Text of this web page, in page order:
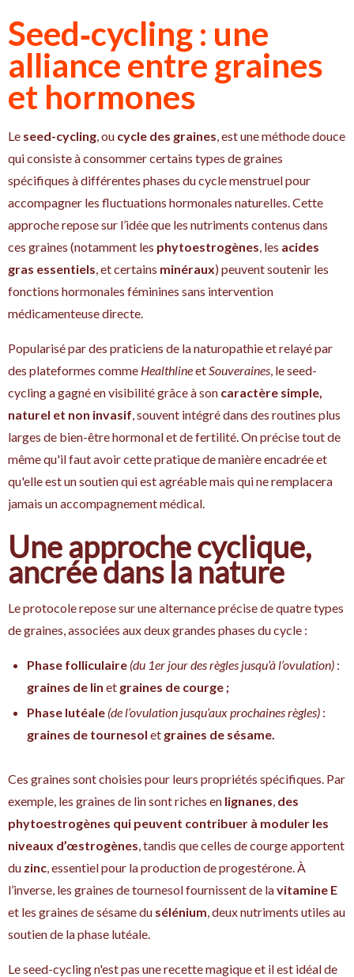
Seed‑cycling : une
alliance entre graines
et hormones
Le seed-cycling , ou cycle des graines , est une méthode douce
qui consiste à consommer certains types de graines
spécifiques à différentes phases du cycle menstruel pour
accompagner les fluctuations hormonales naturelles. Cette
approche repose sur l’idée que les nutriments contenus dans
ces graines (notamment les phytoestrogènes , les acides
gras essentiels , et certains minéraux) peuvent soutenir les
fonctions hormonales féminines sans intervention
médicamenteuse directe.
Popularisé par des praticiens de la naturopathie et relayé par
des plateformes comme Healthlineet Souveraines , le seed-
cycling a gagné en visibilité grâce à son caractère simple,
naturel et non invasif , souvent intégré dans des routines plus
larges de bien-être hormonal et de fertilité. On précise tout de
même qu'il faut avoir cette pratique de manière encadrée et
qu'elle est un soutien qui est agréable mais qui ne remplacera
jamais un accompagnement médical.
Une approche cyclique,
ancrée dans la nature
Le protocole repose sur une alternance précise de quatre types
de graines, associées aux deux grandes phases du cycle :
Phase folliculaire (du 1er jour des règles jusqu’à l’ovulation) :
graines de lin et graines de courge ;
Phase lutéale (de l’ovulation jusqu’aux prochaines règles) :
graines de tournesol et graines de sésame.
Ces graines sont choisies pour leurs propriétés spécifiques. Par
exemple, les graines de lin sont riches en lignanes des
phytoestrogènes qui peuvent contribuer à moduler les
niveaux d’œstrogènes , tandis que celles de courge apportent
du zinc , essentiel pour la production de progestérone. À
l’inverse, les graines de tournesol fournissent de lavitamine E
et les graines de sésame du sélénium , deux nutriments utiles au
soutien de la phase lutéale.
Le seed-cycling n'est pas une recette magique et il est idéal de